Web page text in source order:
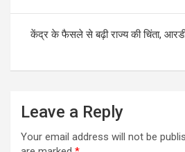
केंद्र के फैसले से बढ़ी राज्य की चिंता,
Leave a Reply
Your email address will not be